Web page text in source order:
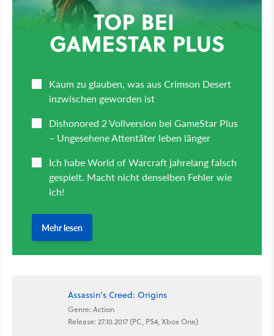
Assassin's Creed: Origins
Genre: Action
Release: 27.10.2017 (PC, PS4, Xbox One)